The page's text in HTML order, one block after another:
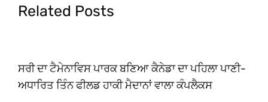
Related Posts
ਸਰੀ ਦਾ ਟੈਮੇਨਾਵਿਸ ਪਾਰਕ ਬਣਿਆ ਕੈਨੇਡਾ ਦਾ ਪਹਿਲਾ ਪਾਣੀ-
ਅਧਾਰਿਤ ਤਿੰਨ ਫੀਲਡ ਹਾਕੀ ਮੈਦਾਨਾਂ ਵਾਲਾ ਕੰਪਲੈਕਸ